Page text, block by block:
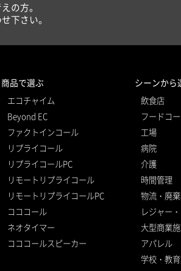
の方。
下さい。
商品で選ぶ
エコチャイム
Beyond EC
ファクトインコール
リプライコール
リプライコールPC
リモートリプライコール
リモートリプライコールPC
コココール
ネオタイマー
コココールスピーカー
シーンから
飲食店
フードコ
工場
病院
介護
時間管理
物流・廃
レジャー
大型商業
アパレル
学校・教